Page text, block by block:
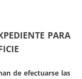
PARA
de efectuarse las